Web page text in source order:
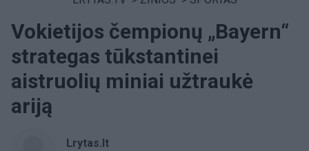
Vokietijos čempionų „Bayern“
strategas tūkstantinei
aistruolių miniai užtraukė
ariją
Lrytas.lt